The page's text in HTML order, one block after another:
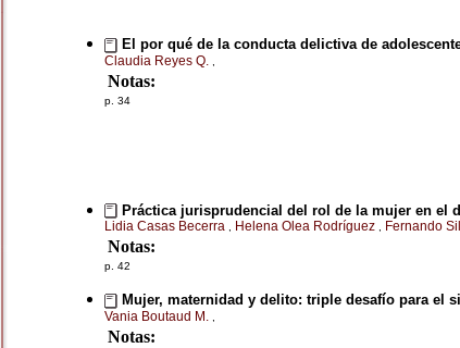
El por qué de la conducta delictiva de
Claudia Reyes Q.
Notas:
p. 34
Práctica jurisprudencial del rol de la mujer en el
Lidia Casas Becerra , Helena Olea Rodríguez , Fernando
Notas:
p. 42
Mujer, maternidad y delito: triple desafío para el
Vania Boutaud M.
Notas: